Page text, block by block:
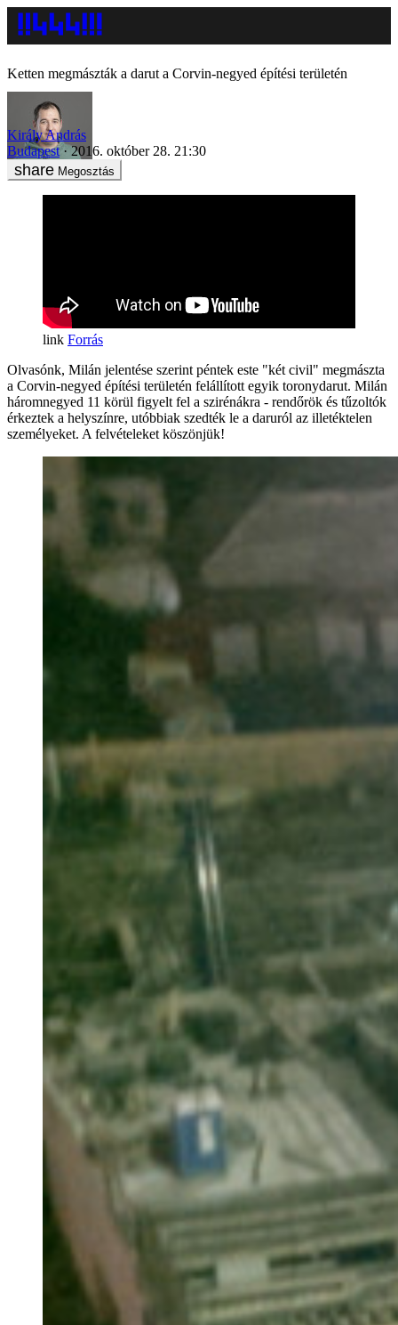
Ketten megmászták a darut a Corvin-negyed építési területén
Király András
Budapest
2016. október 28. 21:30
Megosztás
Forrás
Olvasónk, Milán jelentése szerint péntek este "két civil" megmászta
a Corvin-negyed építési területén felállított egyik toronydarut. Milán
háromnegyed 11 körül figyelt fel a szirénákra - rendőrök és tűzoltók
érkeztek a helyszínre, utóbbiak szedték le a daruról az illetéktelen
személyeket. A felvételeket köszönjük!